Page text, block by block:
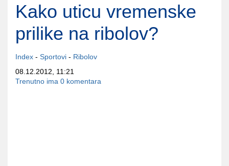
Kako uticu vremenske
prilike na ribolov?
Index - Sportovi - Ribolov
08.12.2012, 11:21
Trenutno ima 0 komentara